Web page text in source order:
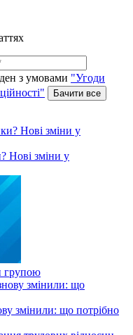
з умовами "Угоди
Нові зміни у
групою
змінили: що потрібно